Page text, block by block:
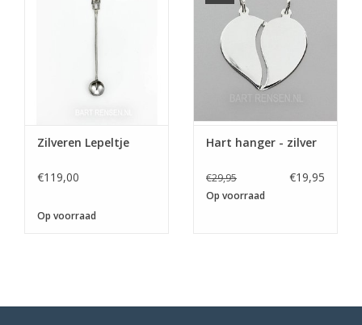
Zilveren Lepeltje
€119,00
Op voorraad
Hart hanger - zilver
€29,95 €19,95
Op voorraad